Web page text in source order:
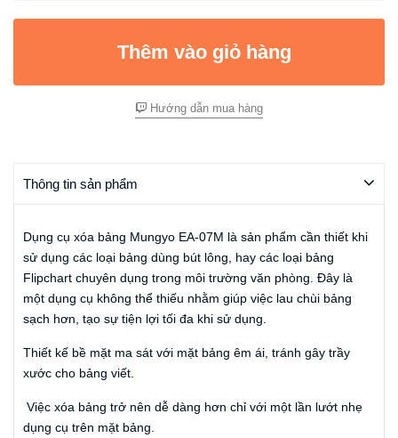
Thêm vào giỏ hàng
Hướng dẫn mua hàng
Thông tin sản phẩm
Dụng cụ xóa bảng Mungyo EA-07M là sản phẩm cần thiết khi
sử dụng các loại bảng dùng bút lông, hay các loại bảng
Flipchart chuyên dụng trong môi trường văn phòng. Đây là
một dụng cụ không thể thiếu nhằm giúp việc lau chùi bảng
sạch hơn, tạo sự tiện lợi tối đa khi sử dụng.
Thiết kế bề mặt ma sát với mặt bảng êm ái, tránh gây trầy
xước cho bảng viết.
Việc xóa bảng trở nên dễ dàng hơn chỉ với một lần lướt nhẹ
dụng cụ trên mặt bảng.